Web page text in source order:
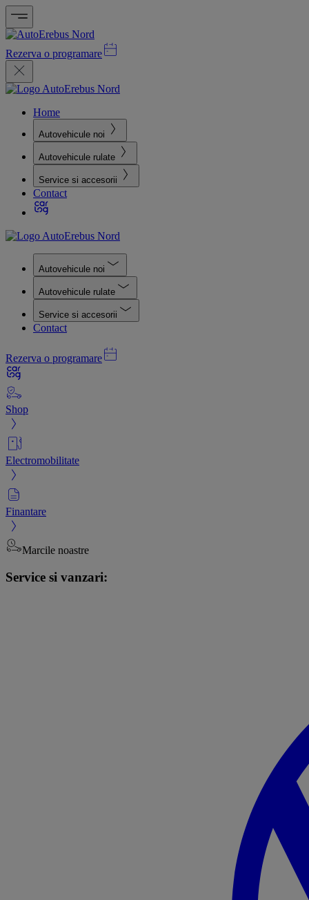
Rezerva o programare
Home
Autovehicule noi
Autovehicule rulate
Service si accesorii
Contact
Autovehicule noi
Autovehicule rulate
Service si accesorii
Contact
Rezerva o programare
Shop
Electromobilitate
Finantare
Marcile noastre
Service si vanzari: